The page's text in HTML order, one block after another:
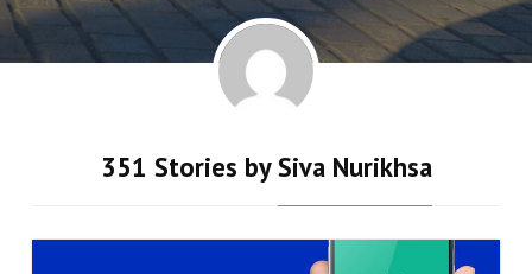
351 Stories bySiva Nurikhsa